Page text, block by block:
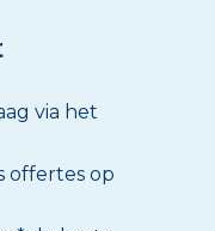
via het
offertes op